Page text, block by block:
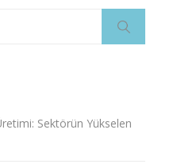
Sektörün Yükselen